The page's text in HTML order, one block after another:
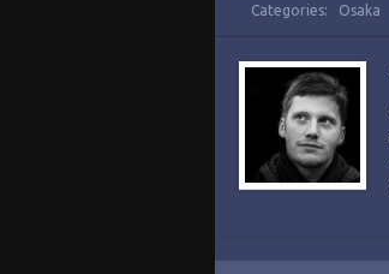
Categories: Osaka